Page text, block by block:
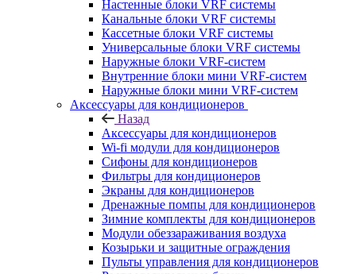
Настенные блоки VRF системы
Канальные блоки VRF системы
Кассетные блоки VRF системы
Универсальные блоки VRF системы
Наружные блоки VRF-систем
Внутренние блоки мини VRF-систем
Наружные блоки мини VRF-систем
Аксессуары для кондиционеров
Назад
Аксессуары для кондиционеров
Wi-fi модули для кондиционеров
Сифоны для кондиционеров
Фильтры для кондиционеров
Экраны для кондиционеров
Дренажные помпы для кондиционеров
Зимние комплекты для кондиционеров
Модули обеззараживания воздуха
Козырьки и защитные ограждения
Пульты управления для кондиционеров